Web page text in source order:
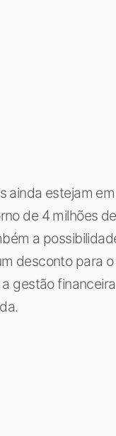
ainda estejam
de 4 milhões
a
desconto para
gestão